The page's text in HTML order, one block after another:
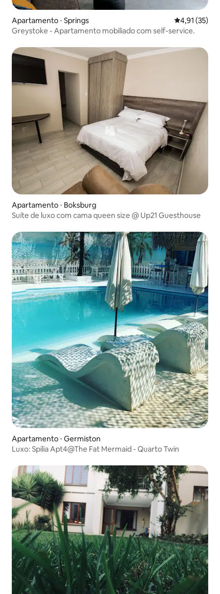
Apartamento ⋅ Springs 4,91 de uma
4,91 (35)
Greystoke - Apartamento mobiliado com self-service.
Apartamento ⋅ Boksburg
Suíte de luxo com cama queen size @ Up21 Guesthouse
Apartamento ⋅ Germiston
Luxo: Spilia Apt4@The Fat Mermaid - Quarto Twin